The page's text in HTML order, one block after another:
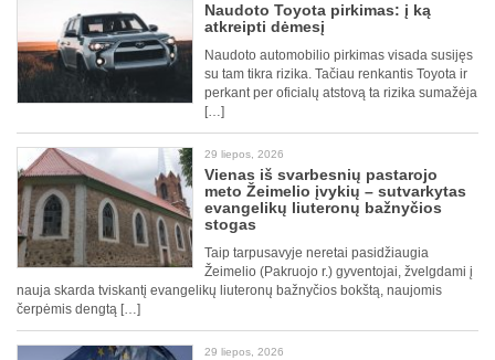
Naudoto Toyota pirkimas: į ką
atkreipti dėmesį
Naudoto automobilio pirkimas visada susijęs
su tam tikra rizika. Tačiau renkantis Toyota ir
perkant per oficialų atstovą ta rizika sumažėja
[…]
29 liepos, 2026
Vienas iš svarbesnių pastarojo
meto Žeimelio įvykių – sutvarkytas
evangelikų liuteronų bažnyčios
stogas
Taip tarpusavyje neretai pasidžiaugia
Žeimelio (Pakruojo r.) gyventojai, žvelgdami į
nauja skarda tviskantį evangelikų liuteronų bažnyčios bokštą, naujomis
čerpėmis dengtą […]
29 liepos, 2026